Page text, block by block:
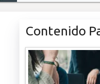
Contenido